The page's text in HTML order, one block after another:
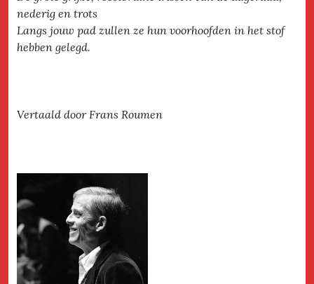
nederig en trots
Langs jouw pad zullen ze hun voorhoofden in het stof
hebben gelegd.
Vertaald door Frans Roumen